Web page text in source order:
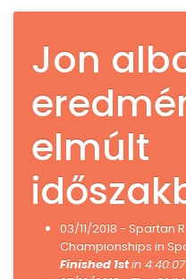
Jon
elmúlt
03/11/2018 - Spartan
Championships in
Finished 1stin 4:40:07